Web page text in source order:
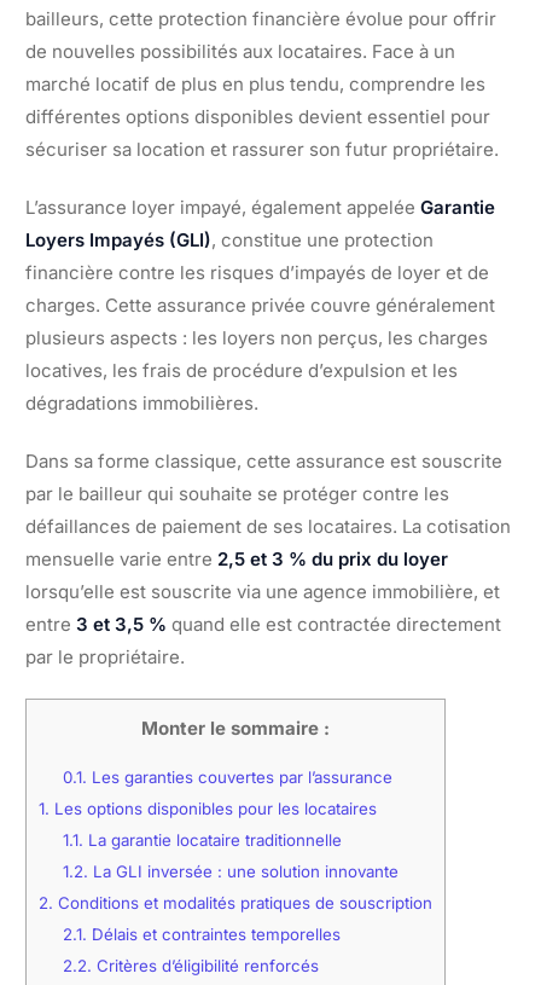
bailleurs, cette protection financière évolue pour offrir
de nouvelles possibilités aux locataires. Face à un
marché locatif de plus en plus tendu, comprendre les
différentes options disponibles devient essentiel pour
sécuriser sa location et rassurer son futur propriétaire.
L’assurance loyer impayé, également appelée Garantie
Loyers Impayés (GLI), constitue une protection
financière contre les risques d’impayés de loyer et de
charges. Cette assurance privée couvre généralement
plusieurs aspects : les loyers non perçus, les charges
locatives, les frais de procédure d’expulsion et les
dégradations immobilières.
Dans sa forme classique, cette assurance est souscrite
par le bailleur qui souhaite se protéger contre les
défaillances de paiement de ses locataires. La cotisation
mensuelle varie entre 2,5 et 3 % du prix du loyer
lorsqu’elle est souscrite via une agence immobilière, et
entre 3 et 3,5 % quand elle est contractée directement
par le propriétaire.
Monter le sommaire :
0.1. Les garanties couvertes par l’assurance
1. Les options disponibles pour les locataires
1.1. La garantie locataire traditionnelle
1.2. La GLI inversée : une solution innovante
2. Conditions et modalités pratiques de souscription
2.1. Délais et contraintes temporelles
2.2. Critères d’éligibilité renforcés